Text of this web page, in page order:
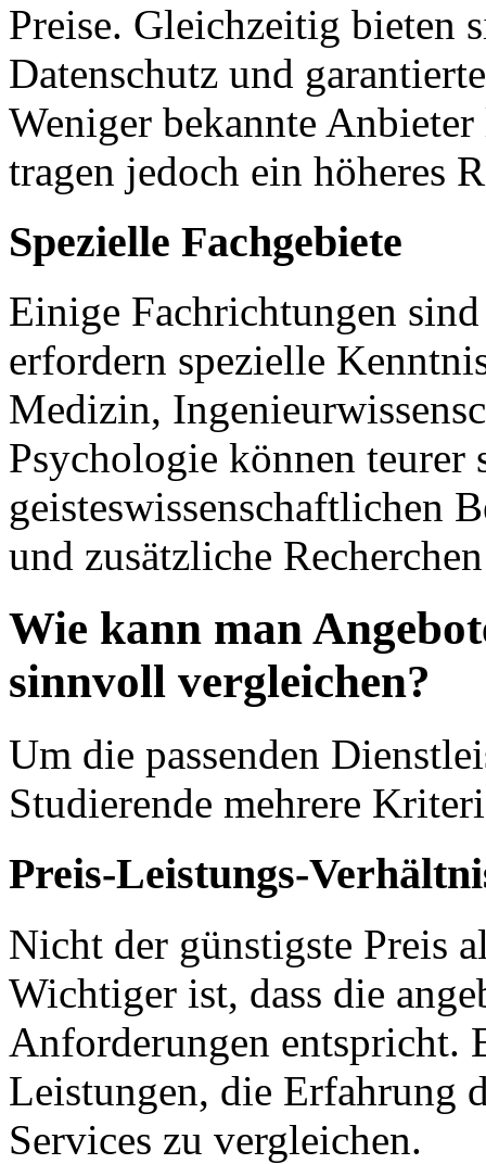
Preise. Gleichzeitig bieten
Datenschutz und
Weniger bekannte
tragen jedoch ein höheres
Spezielle Fachgebiete
Einige Fachrichtungen
erfordern spezielle
Medizin,
Psychologie können teurer
geisteswissenschaftlichen
und zusätzliche
Wie kann man
sinnvoll vergleichen?
Um die passenden
Studierende mehrere
Preis-Leistungs-
Nicht der günstigste Preis
Wichtiger ist, dass die
Anforderungen entspricht.
Leistungen, die Erfahrung
Services zu vergleichen.